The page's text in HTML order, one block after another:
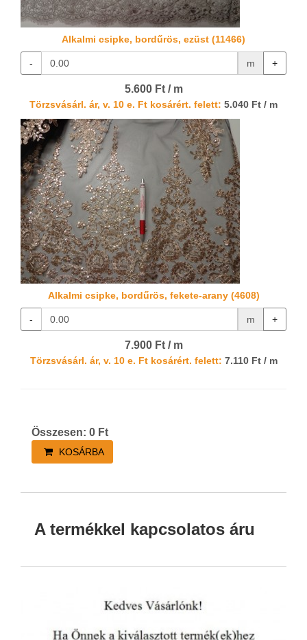
Alkalmi csipke, bordűrös, ezüst (11466)
- m +
5.600 Ft / m
Törzsvásárl. ár, v. 10 e. Ft kosárért. felett: 5.040 Ft / m
Alkalmi csipke, bordűrös, fekete-arany (4608)
- m +
7.900 Ft / m
Törzsvásárl. ár, v. 10 e. Ft kosárért. felett: 7.110 Ft / m
Összesen: 0 Ft
KOSÁRBA
A termékkel kapcsolatos áru